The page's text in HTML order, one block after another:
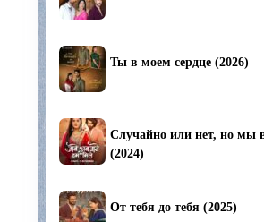
Ты в моем сердце (2026)
Случайно или нет, но мы
(2024)
От тебя до тебя (2025)